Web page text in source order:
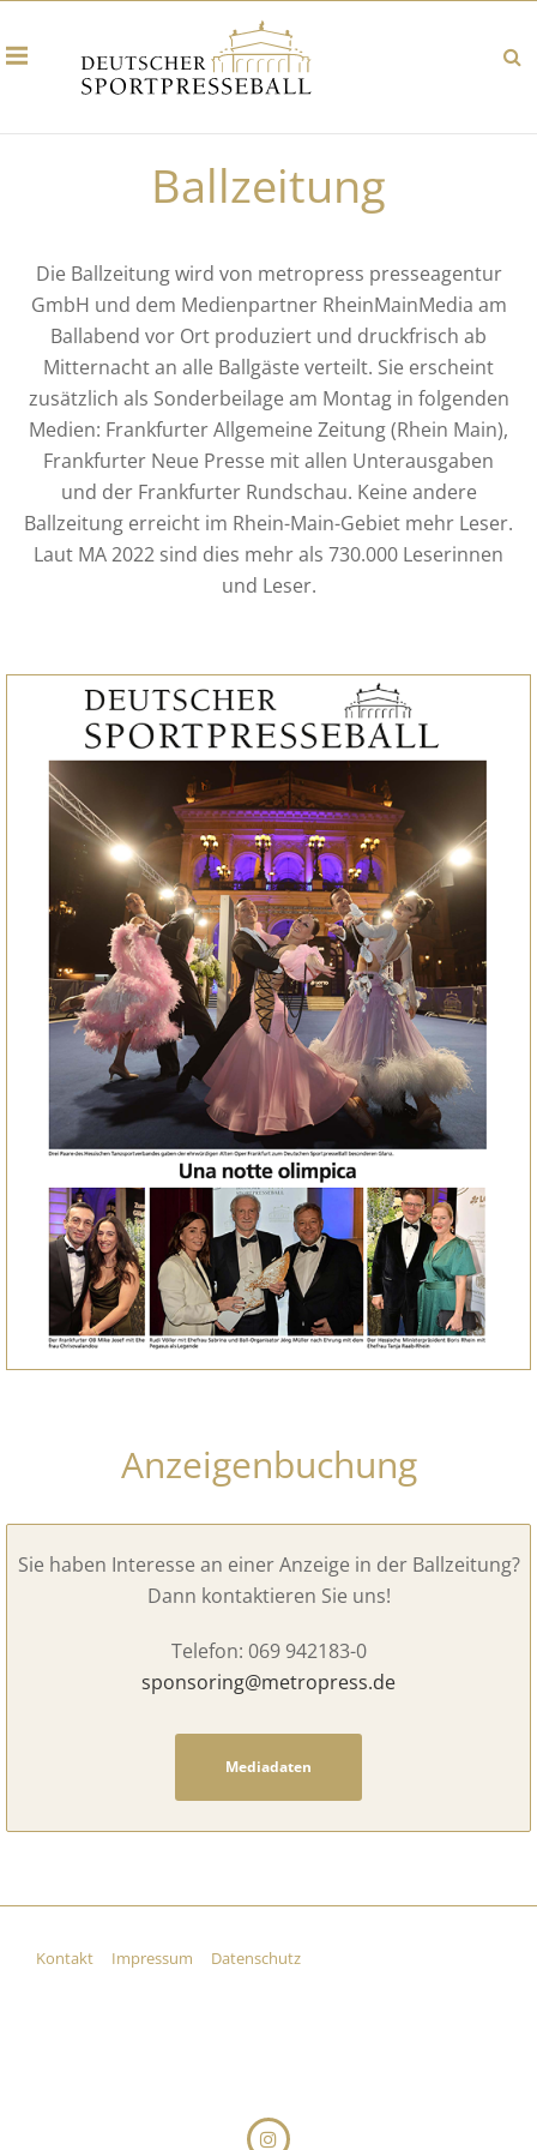
Ballzeitung
Die Ballzeitung wird von metropress presseagentur
GmbH und dem Medienpartner RheinMainMedia am
Ballabend vor Ort produziert und druckfrisch ab
Mitternacht an alle Ballgäste verteilt. Sie erscheint
zusätzlich als Sonderbeilage am Montag in folgenden
Medien: Frankfurter Allgemeine Zeitung (Rhein Main),
Frankfurter Neue Presse mit allen Unterausgaben
und der Frankfurter Rundschau. Keine andere
Ballzeitung erreicht im Rhein-Main-Gebiet mehr Leser.
Laut MA 2022 sind dies mehr als 730.000 Leserinnen
und Leser.
Anzeigenbuchung
Sie haben Interesse an einer Anzeige in der Ballzeitung?
Dann kontaktieren Sie uns!
Telefon: 069 942183-0
sponsoring@metropress.de
Mediadaten
Kontakt Impressum Datenschutz